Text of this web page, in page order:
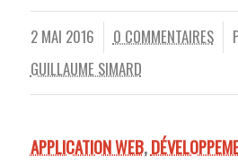
2 MAI 2016 0 COMMENTAIRES
/
GUILLAUME SIMARD
APPLICATION WEB,